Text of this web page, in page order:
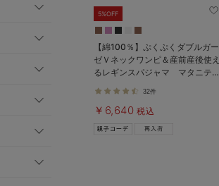
5%OFF
【綿100％】ぷくぷくダブルガー
ゼＶネックワンピ＆産前産後使え
るレギンスパジャマ マタニテ
ィ・授乳パジャマ【親子コーデ
32件
￥6,640 税込